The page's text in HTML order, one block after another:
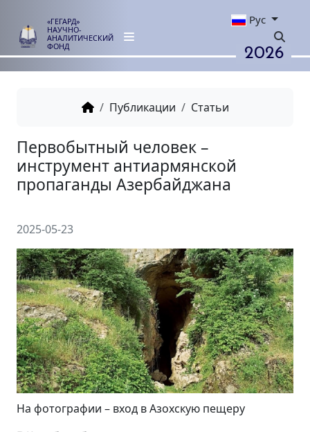
«ГЕГАРД»
НАУЧНО-
АНАЛИТИЧЕСКИЙ
ФОНД
Рус
2026
Публикации Статьи
Первобытный человек –
пропаганды Азербайджана
2025-05-23
На фотографии – вход в Азохскую пещеру